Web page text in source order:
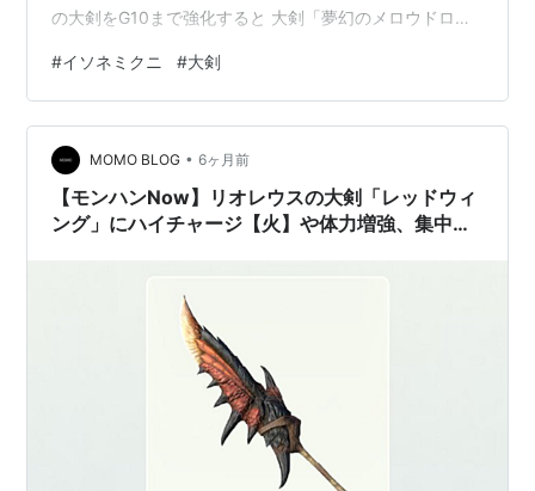
の大剣をG10まで強化すると 大剣「夢幻のメロウドロ
どのスキルを付けられる装備構成例 パターン1 公式オス
スメの目覚めの一撃構成 パターン2 凶会心Lv4＋目覚め
の一撃Lv3＋力任せLv2 パターン3 集中Lv5＋目覚めの一
撃Lv3＋力任せLv2 イソネミクニの大剣をG10まで強化す
ると メロウドロウ→夢幻のメロウドロウ G10-5で…
#イソネミクニ #大剣
MOMO BLOG • 6ヶ月前
【モンハンNow】リオレウスの大剣「レッドウィ
ング」にハイチャージ【火】や体力増強、集中な